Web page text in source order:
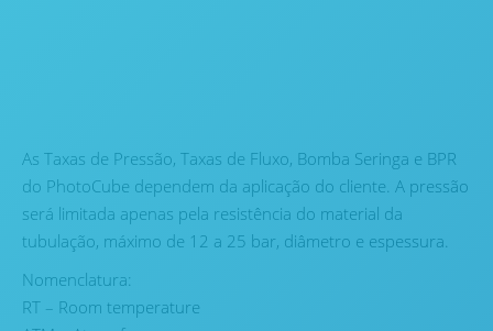
As Taxas de Pressão, Taxas de Fluxo, Bomba Seringa e BPR
do PhotoCube dependem da aplicação do cliente. A pressão
será limitada apenas pela resistência do material da
tubulação, máximo de 12 a 25 bar, diâmetro e espessura.
Nomenclatura:
RT – Room temperature